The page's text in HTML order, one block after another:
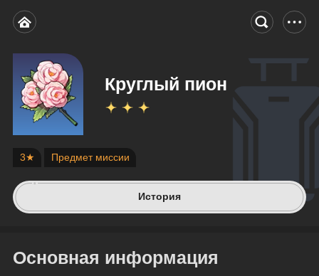
Круглый пион
3★ Предмет миссии
История
Основная информация